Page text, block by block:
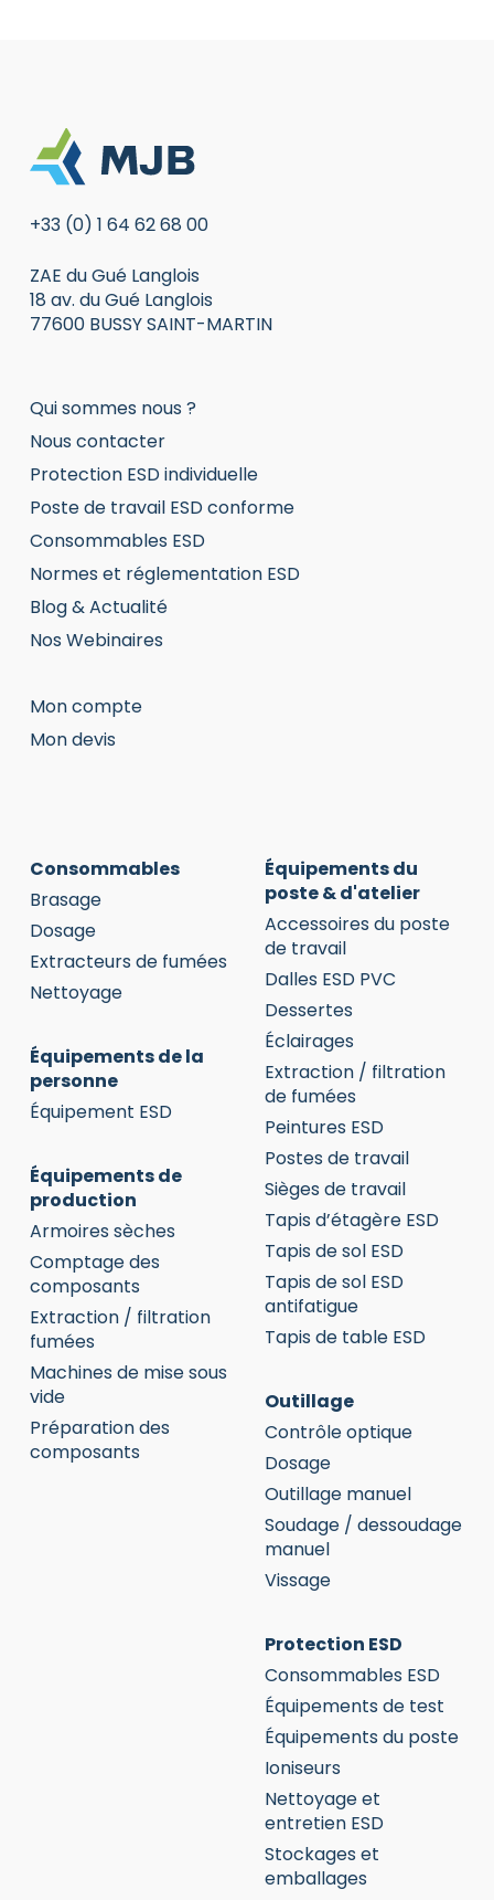
+33 (0) 1 64 62 68 00
ZAE du Gué Langlois
18 av. du Gué Langlois
77600 BUSSY SAINT-MARTIN
Qui sommes nous ?
Nous contacter
Protection ESD individuelle
Poste de travail ESD conforme
Consommables ESD
Normes et réglementation ESD
Blog & Actualité
Nos Webinaires
Mon compte
Mon devis
Consommables
Brasage
Dosage
Extracteurs de fumées
Nettoyage
Équipements de la
personne
Équipement ESD
Équipements de
production
Armoires sèches
Comptage des
composants
Extraction / filtration
fumées
Machines de mise sous
vide
Préparation des
composants
Équipements du
poste & d'atelier
Accessoires du poste
de travail
Dalles ESD PVC
Dessertes
Éclairages
Extraction / filtration
de fumées
Peintures ESD
Postes de travail
Sièges de travail
Tapis d’étagère ESD
Tapis de sol ESD
Tapis de sol ESD
antifatigue
Tapis de table ESD
Outillage
Contrôle optique
Dosage
Outillage manuel
Soudage / dessoudage
manuel
Vissage
Protection ESD
Consommables ESD
Équipements de test
Équipements du poste
Ioniseurs
Nettoyage et
entretien ESD
Stockages et
emballages